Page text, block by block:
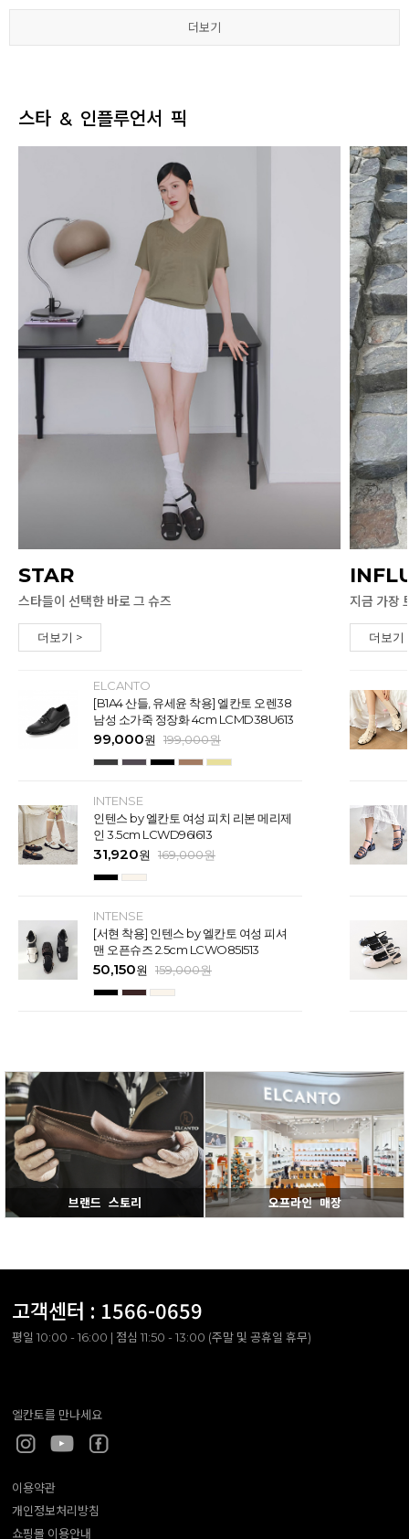
더보기
더보기
더보기
더보기
더보기
더보기
스타 & 인플루언서 픽
STAR
스타들이 선택한 바로 그 슈즈
더보기 >
ELCANTO
[B1A4 산들, 유세윤 착용] 엘칸토 오렌38
남성 소가죽 정장화 4cm LCMD38U613
99,000원 199,000원
INTENSE
인텐스 by 엘칸토 여성 피치 리본 메리제
인 3.5cm LCWD96I613
31,920원 169,000원
INTENSE
[서현 착용] 인텐스 by 엘칸토 여성 피셔
맨 오픈슈즈 2.5cm LCWO85I513
50,150원 159,000원
지금 가장
더보기
브랜드 스토리 오프라인 매장
고객센터 : 1566-0659
평일 10:00 - 16:00 | 점심 11:50 - 13:00 (주말 및 공휴일 휴무)
엘칸토를 만나세요
이용약관
개인정보처리방침
쇼핑몰 이용안내